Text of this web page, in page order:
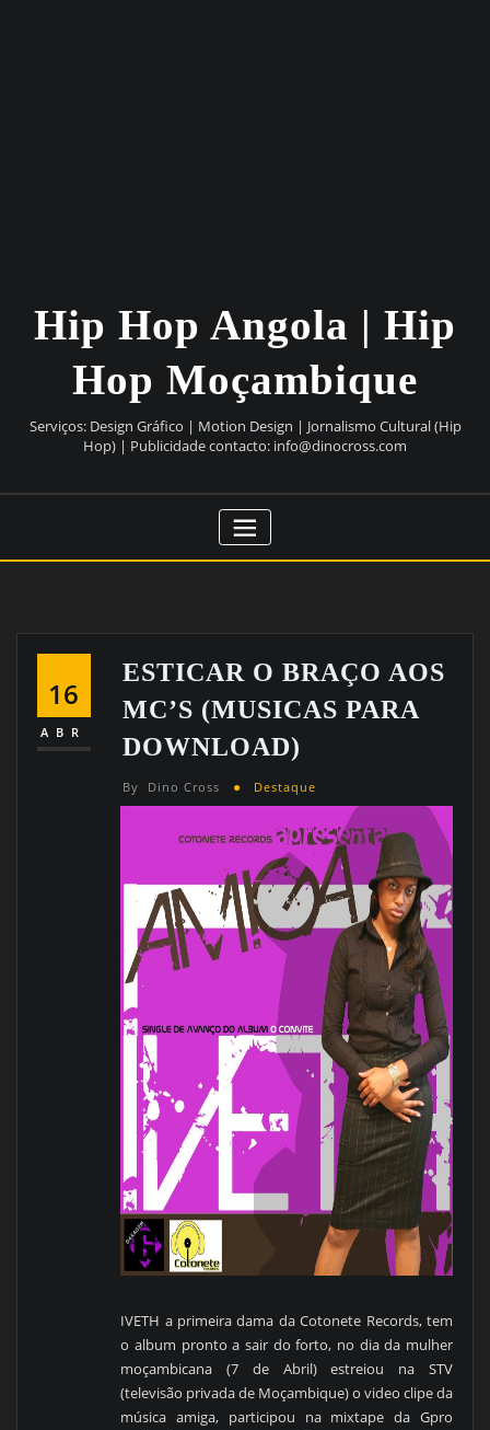
Hip Hop Angola | Hip
Hop Moçambique
Serviços: Design Gráfico | Motion Design | Jornalismo Cultural (Hip
Hop) | Publicidade contacto: info@dinocross.com
16
ABR
ESTICAR O BRAÇO AOS
MC’S (MUSICAS PARA
DOWNLOAD)
By Dino Cross Destaque
IVETH a primeira dama da Cotonete Records, tem
o album pronto a sair do forto, no dia da mulher
moçambicana (7 de Abril) estreiou na STV
(televisão privada de Moçambique) o video clipe da
música amiga, participou na mixtape da Gpro